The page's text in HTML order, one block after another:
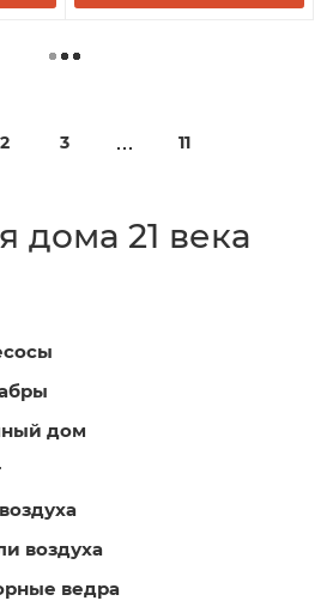
2 3 11
дома 21 века
дом
воздуха
ведра